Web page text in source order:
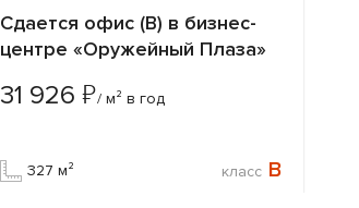
Сдается офис (B) в бизнес-
центре «Оружейный Плаза»
31 926 ₽/ м² в год
327 м² класс B